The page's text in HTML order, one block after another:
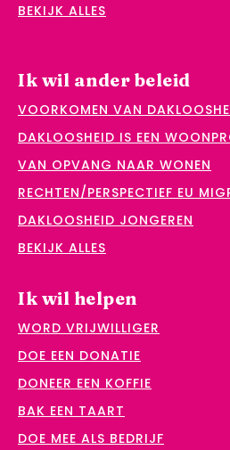
BEKIJK ALLES
Ik wil ander beleid
VOORKOMEN VAN
DAKLOOSHEID IS EEN
VAN OPVANG NAAR WONEN
RECHTEN/PERSPECTIEF EU
DAKLOOSHEID JONGEREN
BEKIJK ALLES
Ik wil helpen
WORD VRIJWILLIGER
DOE EEN DONATIE
DONEER EEN KOFFIE
BAK EEN TAART
DOE MEE ALS BEDRIJF